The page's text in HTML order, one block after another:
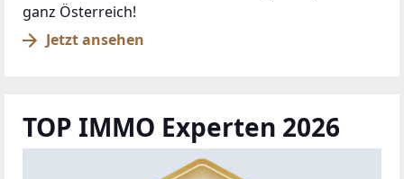
ganz Österreich!
Jetzt ansehen
TOP IMMO Experten 2026